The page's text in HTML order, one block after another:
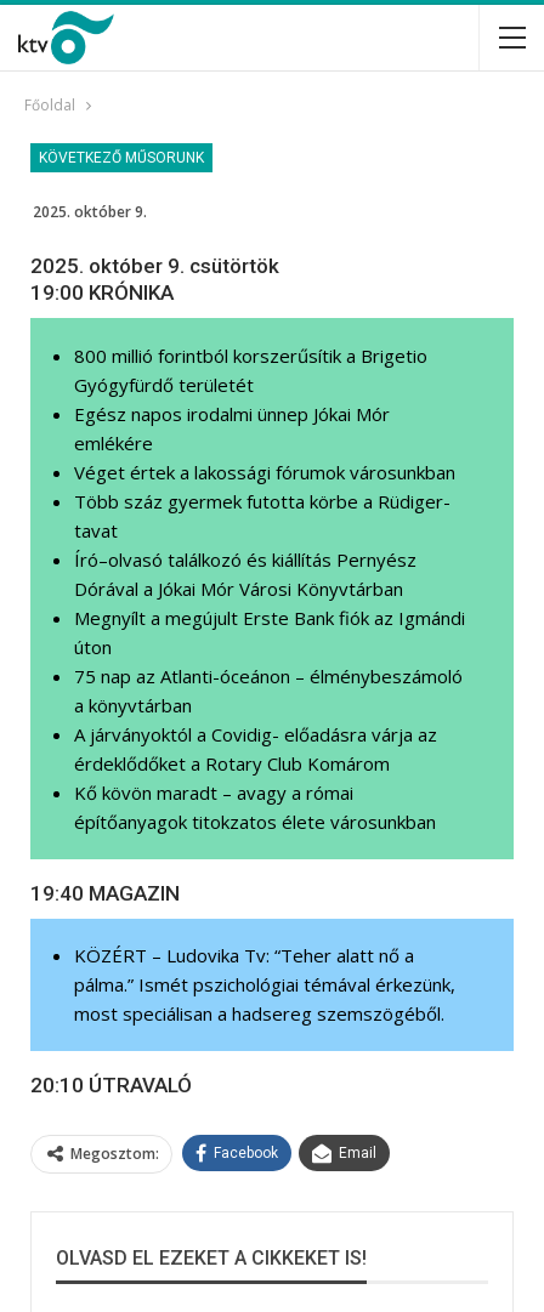
Főoldal
KÖVETKEZŐ MŰSORUNK
2025. október 9.
2025. október 9. csütörtök
19:00 KRÓNIKA
800 millió forintból korszerűsítik a Brigetio
Gyógyfürdő területét
Egész napos irodalmi ünnep Jókai Mór
emlékére
Véget értek a lakossági fórumok városunkban
Több száz gyermek futotta körbe a Rüdiger-
tavat
Író–olvasó találkozó és kiállítás Pernyész
Dórával a Jókai Mór Városi Könyvtárban
Megnyílt a megújult Erste Bank fiók az Igmándi
úton
75 nap az Atlanti-óceánon – élménybeszámoló
a könyvtárban
A járványoktól a Covidig- előadásra várja az
érdeklődőket a Rotary Club Komárom
Kő kövön maradt – avagy a római
építőanyagok titokzatos élete városunkban
19:40 MAGAZIN
KÖZÉRT – Ludovika Tv: “Teher alatt nő a
pálma.” Ismét pszichológiai témával érkezünk,
most speciálisan a hadsereg szemszögéből.
20:10 ÚTRAVALÓ
Megosztom: Facebook Email
OLVASD EL EZEKET A CIKKEKET IS!